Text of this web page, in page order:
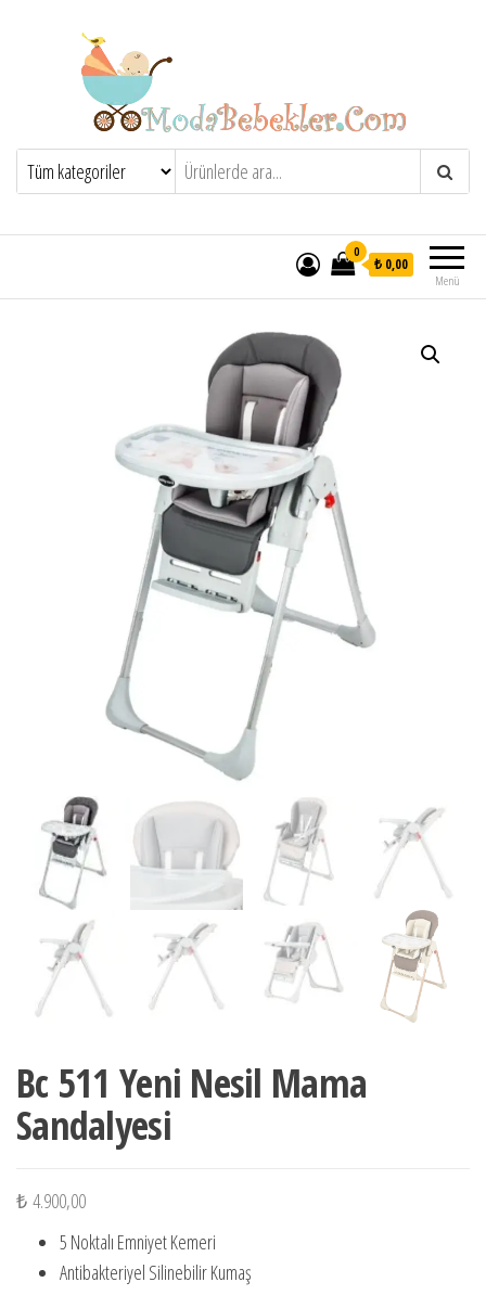
Moda Bebekler
Menü
0
₺ 0,00
Bc 511 Yeni Nesil Mama
Sandalyesi
₺ 4.900,00
5 Noktalı Emniyet Kemeri
Antibakteriyel Silinebilir Kumaş